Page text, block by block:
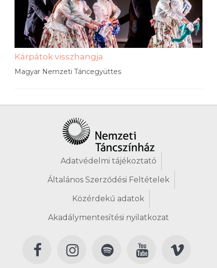
Kárpátok visszhangja
Magyar Nemzeti Táncegyüttes
Adatvédelmi tájékoztató
Általános Szerződési Feltételek
Közérdekű adatok
Akadálymentesítési nyilatkozat